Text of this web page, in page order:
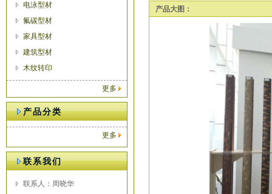
电泳型材
氟碳型材
家具型材
建筑型材
木纹转印
更多
产品分类
更多
联系我们
联系人：周晓华
产品大图：